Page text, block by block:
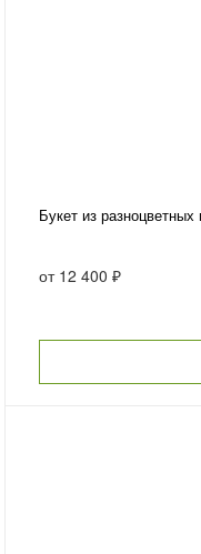
Букет из разноцветных
от 12 400 ₽